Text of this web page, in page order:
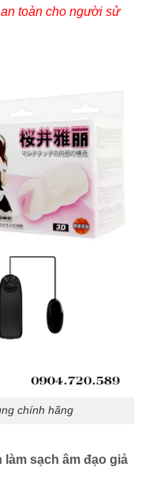
toàn cho người sử
chính hãng
sạch âm đạo giả